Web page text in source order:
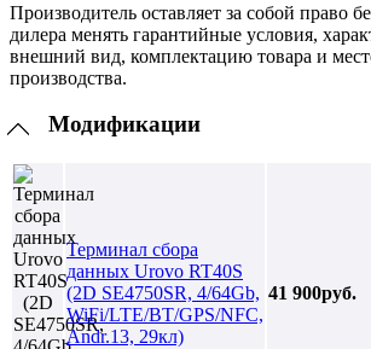
Производитель оставляет за собой право
дилера менять гарантийные условия,
внешний вид, комплектацию товара и
производства.
Модификации
Терминал сбора
данных Urovo RT40S
(2D SE4750SR, 4/64Gb,
WiFi/LTE/BT/GPS/NFC,
Andr.13, 29кл)
41 900руб.